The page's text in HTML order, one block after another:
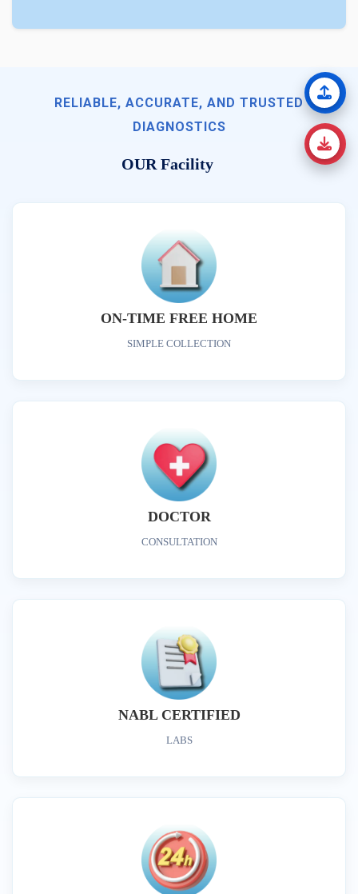
RELIABLE, ACCURATE, AND TRUSTED
DIAGNOSTICS
OUR Facility
ON-TIME FREE HOME
SIMPLE COLLECTION
DOCTOR
CONSULTATION
NABL CERTIFIED
LABS